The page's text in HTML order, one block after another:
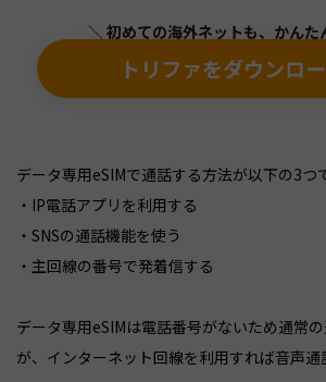
＼ 初めての海外ネットも、かんた
トリファをダウンロ
データ専用eSIMで通話する方法が以下の3つ
・IP電話アプリを利用する
・SNSの通話機能を使う
・主回線の番号で発着信する
データ専用eSIMは電話番号がないため通常
が、インターネット回線を利用すれば音声通